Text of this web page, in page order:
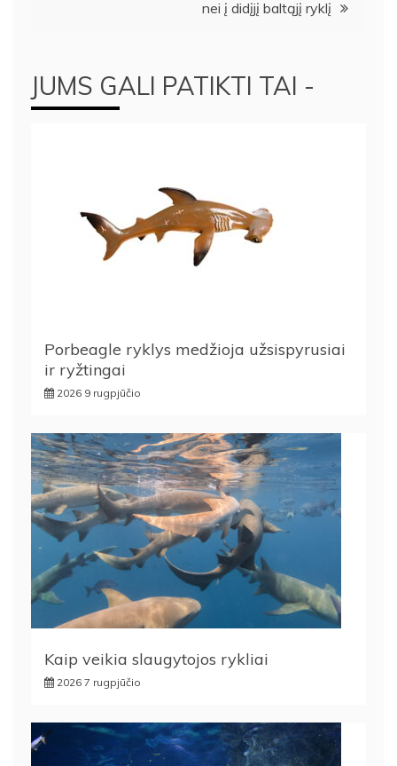
nei į didįjį baltąjį ryklį
JUMS GALI PATIKTI TAI -
Porbeagle ryklys medžioja užsispyrusiai
ir ryžtingai
2026 9 rugpjūčio
Kaip veikia slaugytojos rykliai
2026 7 rugpjūčio